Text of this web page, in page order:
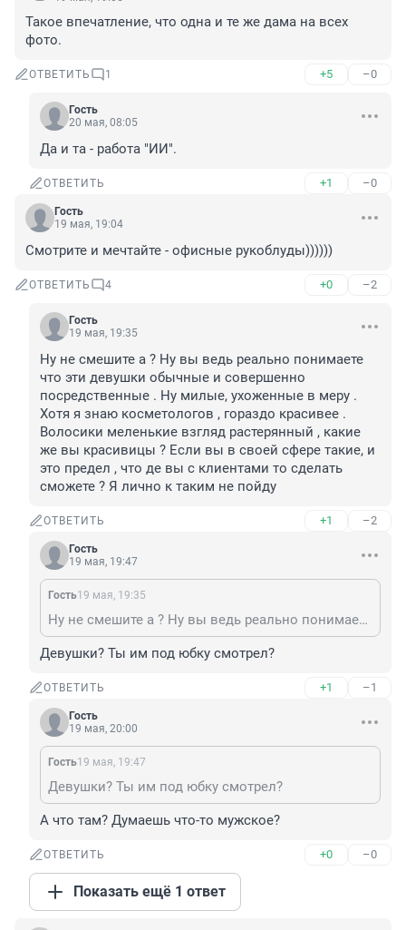
Такое впечатление, что одна и те же дама на всех
фото.
ОТВЕТИТЬ 1 +5 –0
Гость
20 мая, 08:05
Да и та - работа "ИИ".
ОТВЕТИТЬ +1 –0
Гость
19 мая, 19:04
Смотрите и мечтайте - офисные рукоблуды))))))
ОТВЕТИТЬ 4 +0 –2
Гость
19 мая, 19:35
Ну не смешите а ? Ну вы ведь реально понимаете
что эти девушки обычные и совершенно
посредственные . Ну милые, ухоженные в меру .
Хотя я знаю косметологов , гораздо красивее .
Волосики меленькие взгляд растерянный , какие
же вы красивицы ? Если вы в своей сфере такие, и
это предел , что де вы с клиентами то сделать
сможете ? Я лично к таким не пойду
ОТВЕТИТЬ +1 –2
Гость
19 мая, 19:47
Гость19 мая, 19:35
Ну не смешите а ? Ну вы ведь реально понимаете что эти девушки обычные и совершенно посредственные . Ну милые, ухоженные в меру . Хотя я знаю косметологов , гораздо красивее . Волосики меленькие взгляд растерянный , какие же вы красивицы ? Если вы в своей сфере такие, и это предел , что де вы с клиентами то сделать сможете ? Я лично к таким не пойду
Девушки? Ты им под юбку смотрел?
ОТВЕТИТЬ +1 –1
Гость
19 мая, 20:00
Гость19 мая, 19:47
Девушки? Ты им под юбку смотрел?
А что там? Думаешь что-то мужское?
ОТВЕТИТЬ +0 –0
Показать ещё 1 ответ